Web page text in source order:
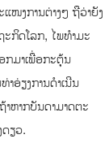
ງການຕ່າງໆ ຖືວ່າຍັງ
ກິດໂລກ, ໄພທໍາມະ
ກມາເພື່ອກະຕຸ້ນ
ອ່ຽງການດໍາເນີນ
ຫາກບັນດາມາດຕະ
ຽວ.